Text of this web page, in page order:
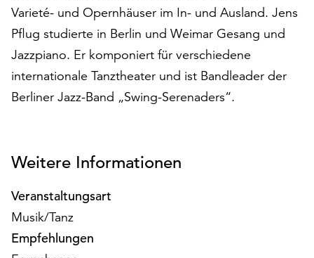
Ihnen
am
Ende
der
Seite
die
zur
Funktionale
Cookies
werden
auch
Varieté- und Opernhäuser im In- und Ausland. Jens
Pflug studierte in Berlin und Weimar Gesang und
Jazzpiano. Er komponiert für verschiedene
internationale Tanztheater und ist Bandleader der
Berliner Jazz-Band „Swing-Serenaders“.
Weitere Informationen
Veranstaltungsart
Musik/Tanz
Empfehlungen